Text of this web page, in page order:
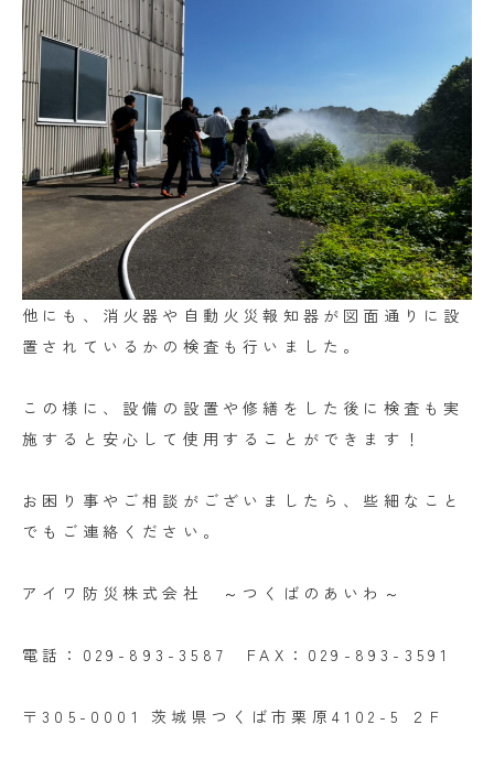
他にも、消火器や自動火災報知器が図面通りに設
置されているかの検査も行いました。
この様に、設備の設置や修繕をした後に検査も実
施すると安心して使用することができます！
お困り事やご相談がございましたら、些細なこと
でもご連絡ください。
アイワ防災株式会社 ～つくばのあいわ～
電話：029-893-3587 FAX：029-893-3591
〒305-0001 茨城県つくば市栗原4102-5 ２F